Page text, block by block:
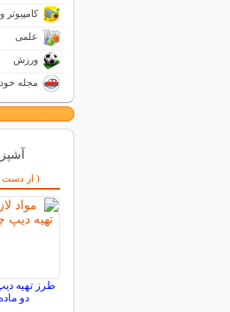
کامپیوتر
علمی
ورزش
مجله
( از دست
طرز تهیه
دو